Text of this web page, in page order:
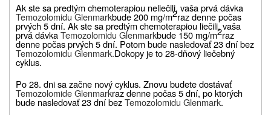
Ak ste sa predtým chemoterapiou neliečili, vaša prvá dávka
Temozolomidu Glenmarkbude 200 mg/m2raz denne počas
prvých 5 dní. Ak ste sa predtým chemoterapiou liečili, vaša
prvá dávkaTemozolomidu Glenmarkbude 150 mg/m2raz
denne počas prvých 5 dní. Potom bude nasledovať 23 dní bez
Temozolomidu Glenmark.Dokopy je to 28-dňový liečebný
cyklus.
Po 28. dni sa začne nový cyklus. Znovu budete dostávať
Temozolomide Glenmarkraz denne počas 5 dní, po ktorých
bude nasledovať 23 dní bezTemozolomidu Glenmark.